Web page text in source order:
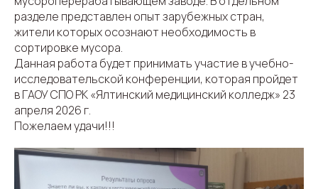
разделе представлен опыт зарубежных стран,
жители которых осознают необходимость в
сортировке мусора.
Данная работа будет принимать участие в учебно-
исследовательской конференции, которая пройдет
в ГАОУ СПО РК «Ялтинский медицинский колледж» 23
апреля 2026 г.
Пожелаем удачи!!!